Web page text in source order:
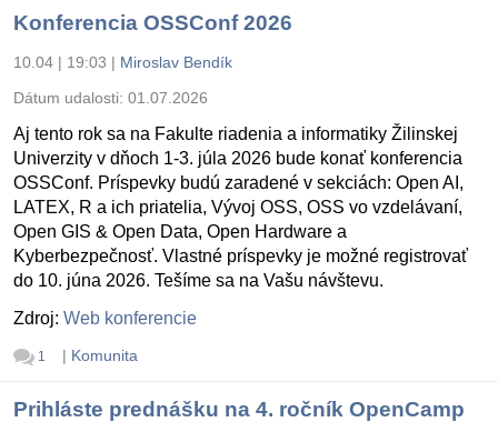
Konferencia OSSConf 2026
10.04 | 19:03 | Miroslav Bendík
Dátum udalosti: 01.07.2026
Aj tento rok sa na Fakulte riadenia a informatiky Žilinskej
Univerzity v dňoch 1-3. júla 2026 bude konať konferencia
OSSConf. Príspevky budú zaradené v sekciách: Open AI,
LATEX, R a ich priatelia, Vývoj OSS, OSS vo vzdelávaní,
Open GIS & Open Data, Open Hardware a
Kyberbezpečnosť. Vlastné príspevky je možné registrovať
do 10. júna 2026. Tešíme sa na Vašu návštevu.
Zdroj: Web konferencie
1 | Komunita
Prihláste prednášku na 4. ročník OpenCamp